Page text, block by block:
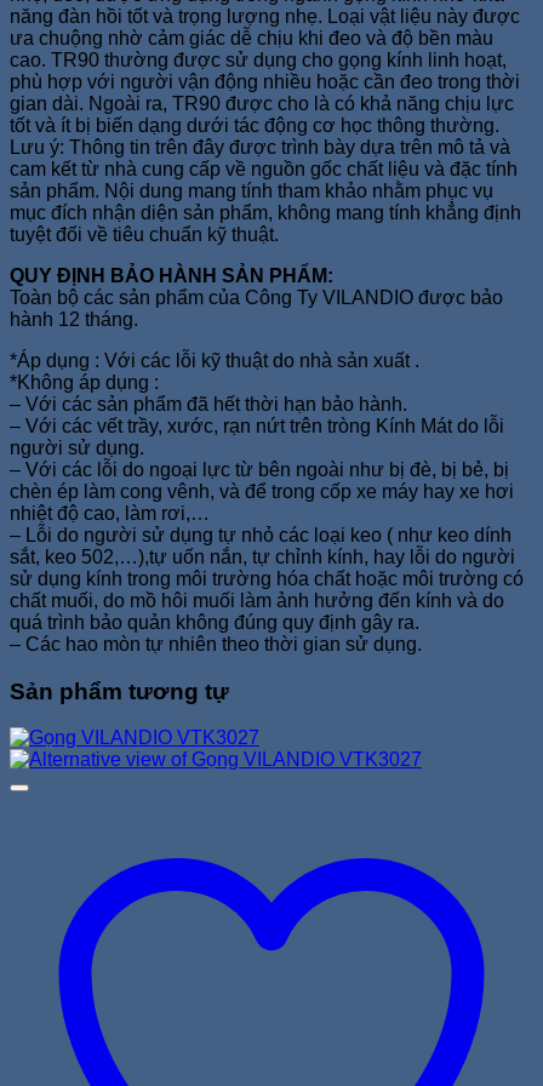
năng đàn hồi tốt và trọng lượng nhẹ. Loại vật liệu này được
ưa chuộng nhờ cảm giác dễ chịu khi đeo và độ bền màu
cao. TR90 thường được sử dụng cho gọng kính linh hoạt,
phù hợp với người vận động nhiều hoặc cần đeo trong thời
gian dài. Ngoài ra, TR90 được cho là có khả năng chịu lực
tốt và ít bị biến dạng dưới tác động cơ học thông thường.
Lưu ý: Thông tin trên đây được trình bày dựa trên mô tả và
cam kết từ nhà cung cấp về nguồn gốc chất liệu và đặc tính
sản phẩm. Nội dung mang tính tham khảo nhằm phục vụ
mục đích nhận diện sản phẩm, không mang tính khẳng định
tuyệt đối về tiêu chuẩn kỹ thuật.
QUY ĐỊNH BẢO HÀNH SẢN PHẨM:
Toàn bộ các sản phẩm của Công Ty VILANDIO được bảo
hành 12 tháng.
*Áp dụng : Với các lỗi kỹ thuật do nhà sản xuất .
*Không áp dụng :
– Với các sản phẩm đã hết thời hạn bảo hành.
– Với các vết trầy, xước, rạn nứt trên tròng Kính Mát do lỗi
người sử dụng.
– Với các lỗi do ngoại lực từ bên ngoài như bị đè, bị bẻ, bị
chèn ép làm cong vênh, và để trong cốp xe máy hay xe hơi
nhiệt độ cao, làm rơi,…
– Lỗi do người sử dụng tự nhỏ các loại keo ( như keo dính
sắt, keo 502,…),tự uốn nắn, tự chỉnh kính, hay lỗi do người
sử dụng kính trong môi trường hóa chất hoặc môi trường có
chất muối, do mồ hôi muối làm ảnh hưởng đến kính và do
quá trình bảo quản không đúng quy định gây ra.
– Các hao mòn tự nhiên theo thời gian sử dụng.
Sản phẩm tương tự